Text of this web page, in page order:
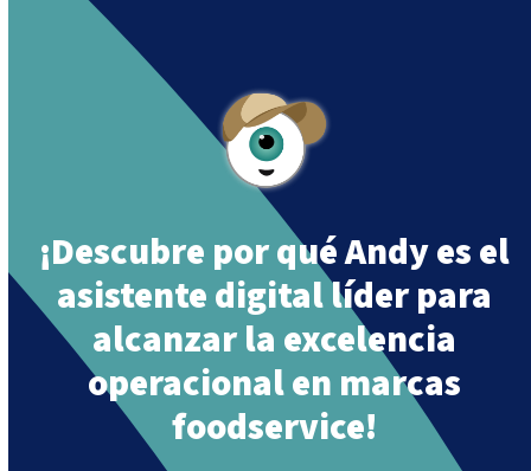
Together”
¡Descubre por qué Andy es el
asistente digital líder para
alcanzar la excelencia
operacional en marcas
foodservice!